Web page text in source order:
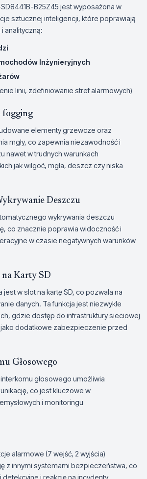
B25Z45 jest wyposażona w
sztucznej inteligencji, które poprawiają
analityczną:
Inżynieryjnych
linii, zdefiniowanie stref alarmowych)
fogging
elementy grzewcze oraz
mgły, co zapewnia niezawodność i
nawet w trudnych warunkach
jak wilgoć, mgła, deszcz czy niska
Deszczu
wykrywania deszczu
co znacznie poprawia widoczność i
w czasie negatywnych warunków
Karty SD
w slot na kartę SD, co pozwala na
danych. Ta funkcja jest niezwykle
gdzie dostęp do infrastruktury sieciowej
dodatkowe zabezpieczenie przed
Głosowego
głosowego umożliwia
co jest kluczowe w
i monitoringu
alarmowe (7 wejść, 2 wyjścia)
z innymi systemami bezpieczeństwa, co
i reakcję na incydenty.